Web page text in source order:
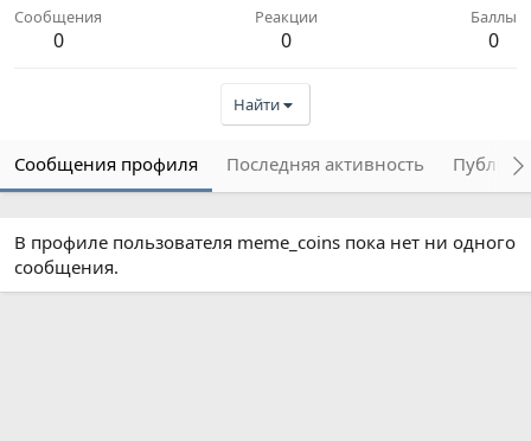
Сообщения
0
Реакции
0
Баллы
0
Найти
Сообщения профиля Последняя активность
В профиле пользователя meme_coins пока нет ни одного
сообщения.